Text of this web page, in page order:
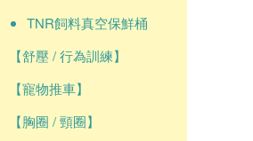
TNR飼料真空保鮮桶
【舒壓 / 行為訓練】
【寵物推車】
【胸圈 / 頸圈】